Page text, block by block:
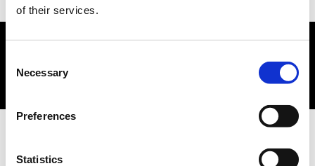
of their services.
Selection
Necessary
Preferences
Statistics